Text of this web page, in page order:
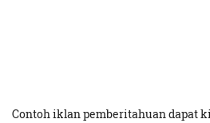
Contoh iklan pemberitahuan dapat